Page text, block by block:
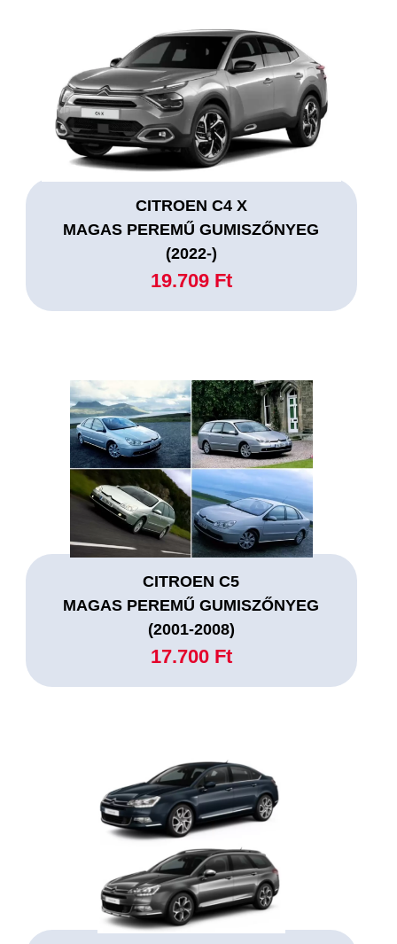
CITROEN C4 X
MAGAS PEREMŰ GUMISZŐNYEG
(2022-)
19.709 Ft
CITROEN C5
MAGAS PEREMŰ GUMISZŐNYEG
(2001-2008)
17.700 Ft